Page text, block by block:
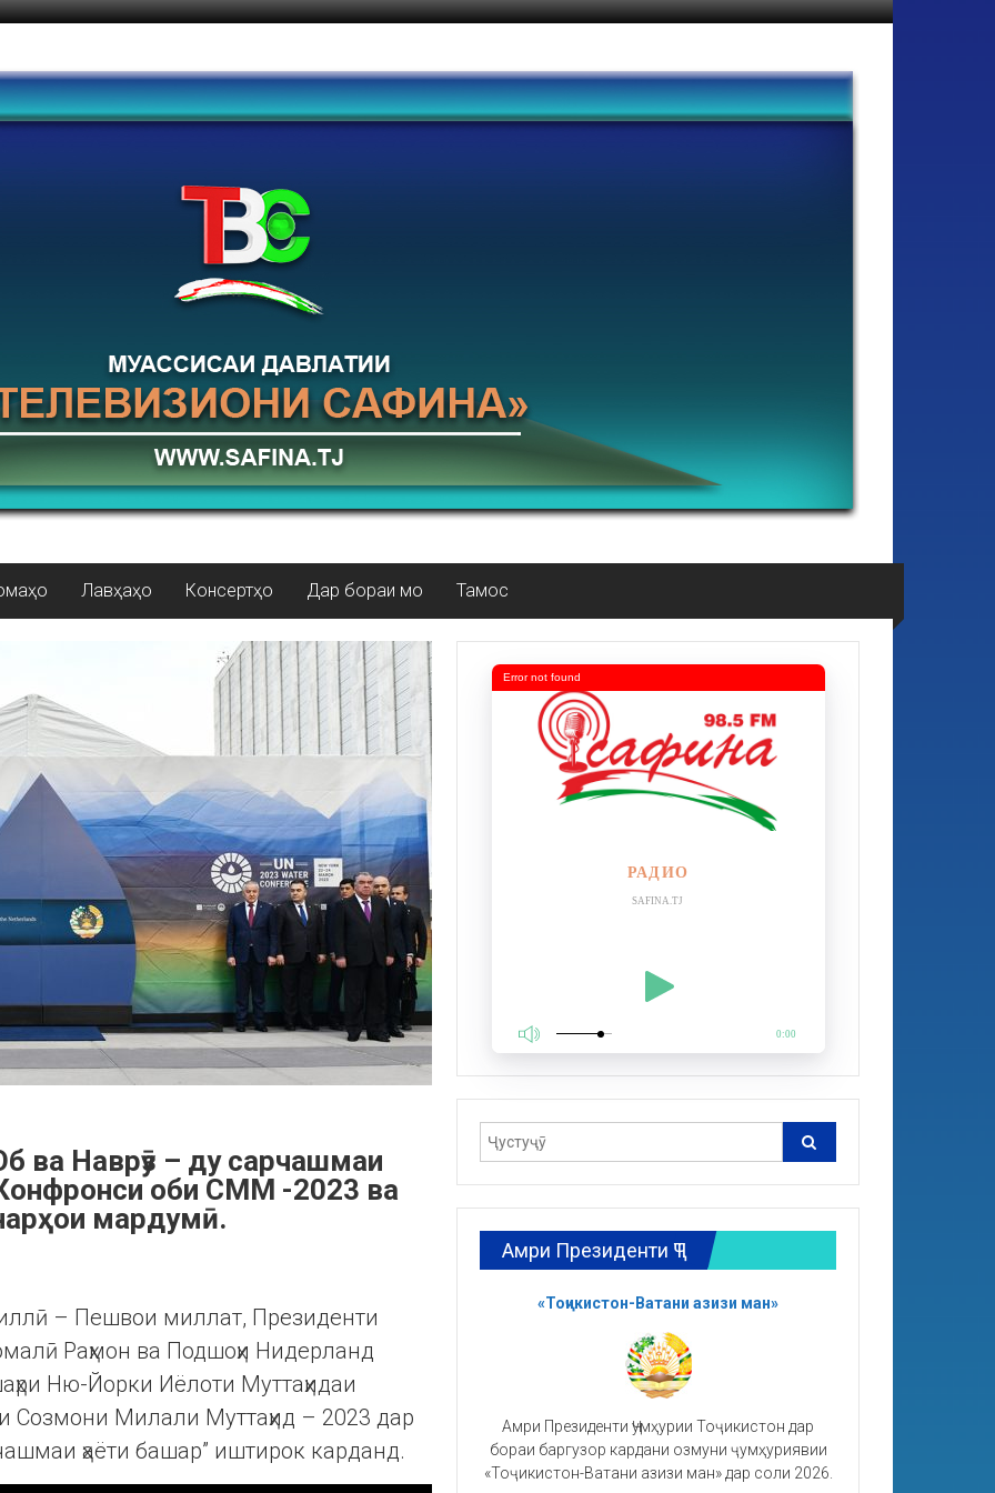
Лавҳаҳо Консертҳо Дар бораи мо Тамос
ва Наврӯз – ду сарчашмаи
оби СММ -2023 ва
мардумӣ.
– Пешвои миллат, Президенти
Раҳмон ва Подшоҳи Нидерланд
Ню-Йорки Иёлоти Муттаҳидаи
Милали Муттаҳид – 2023 дар
ҳаёти башар” иштирок карданд.
РАДИО
SAFINA.TJ
0:00
Error not found
Амри Президенти ҶТ
«Тоҷикистон-Ватани азизи ман»
Амри Президенти Ҷумҳурии Тоҷикистон дар
бораи баргузор кардани озмуни ҷумҳуриявии
«Тоҷикистон-Ватани азизи ман» дар соли 2026.